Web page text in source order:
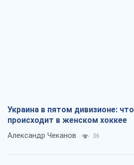
Украина в пятом дивизионе: что
происходит в женском хоккее
Александр Чеканов 36